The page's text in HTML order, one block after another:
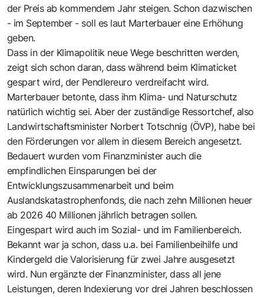
der Preis ab kommendem Jahr steigen. Schon dazwischen
- im September - soll es laut Marterbauer eine Erhöhung
geben.
Dass in der Klimapolitik neue Wege beschritten werden,
zeigt sich schon daran, dass während beim Klimaticket
gespart wird, der Pendlereuro verdreifacht wird.
Marterbauer betonte, dass ihm Klima- und Naturschutz
natürlich wichtig sei. Aber der zuständige Ressortchef, also
Landwirtschaftsminister Norbert Totschnig (ÖVP), habe bei
den Förderungen vor allem in diesem Bereich angesetzt.
Bedauert wurden vom Finanzminister auch die
empfindlichen Einsparungen bei der
Entwicklungszusammenarbeit und beim
Auslandskatastrophenfonds, die nach zehn Millionen heuer
ab 2026 40 Millionen jährlich betragen sollen.
Eingespart wird auch im Sozial- und im Familienbereich.
Bekannt war ja schon, dass u.a. bei Familienbeihilfe und
Kindergeld die Valorisierung für zwei Jahre ausgesetzt
wird. Nun ergänzte der Finanzminister, dass all jene
Leistungen, deren Indexierung vor drei Jahren beschlossen